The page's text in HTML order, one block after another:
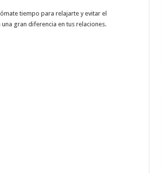
tiempo para relajarte y evitar el
gran diferencia en tus relaciones.